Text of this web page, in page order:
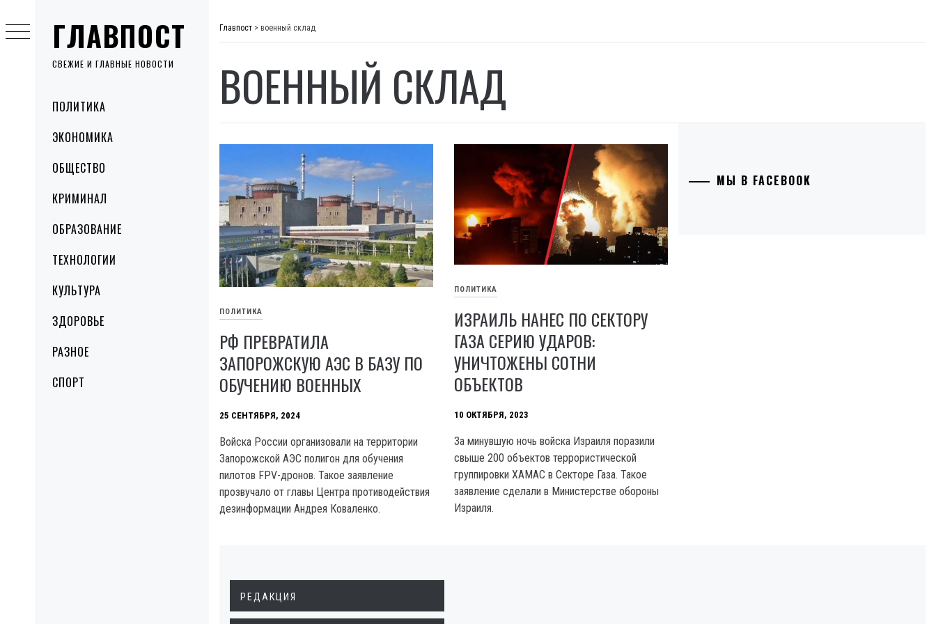
ГЛАВПОСТ
СВЕЖИЕ И ГЛАВНЫЕ НОВОСТИ
MenuПОЛИТИКА
ЭКОНОМИКА
ОБЩЕСТВО
КРИМИНАЛ
ОБРАЗОВАНИЕ
ТЕХНОЛОГИИ
КУЛЬТУРА
ЗДОРОВЬЕ
РАЗНОЕ
СПОРТ
to
content
Главпост > военный склад
ВОЕННЫЙ СКЛАД
ПОЛИТИКА
РФ ПРЕВРАТИЛА
ЗАПОРОЖСКУЮ АЭС В БАЗУ ПО
ОБУЧЕНИЮ ВОЕННЫХ
25 СЕНТЯБРЯ, 2024
Войска России организовали на территории
Запорожской АЭС полигон для обучения
пилотов FPV-дронов. Такое заявление
прозвучало от главы Центра противодействия
дезинформации Андрея Коваленко.
ПОЛИТИКА
ИЗРАИЛЬ НАНЕС ПО СЕКТОРУ
ГАЗА СЕРИЮ УДАРОВ:
УНИЧТОЖЕНЫ СОТНИ
ОБЪЕКТОВ
10 ОКТЯБРЯ, 2023
За минувшую ночь войска Израиля поразили
свыше 200 объектов террористической
группировки XAMAC в Секторе Газа. Такое
заявление сделали в Министерстве обороны
Израиля.
МЫ В FACEBOOK
РЕДАКЦИЯ